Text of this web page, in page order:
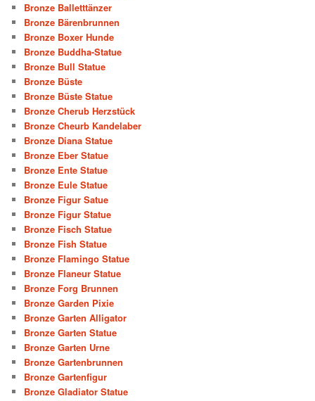
Bronze Balletttänzer
Bronze Bärenbrunnen
Bronze Boxer Hunde
Bronze Buddha-Statue
Bronze Bull Statue
Bronze Büste
Bronze Büste Statue
Bronze Cherub Herzstück
Bronze Cheurb Kandelaber
Bronze Diana Statue
Bronze Eber Statue
Bronze Ente Statue
Bronze Eule Statue
Bronze Figur Satue
Bronze Figur Statue
Bronze Fisch Statue
Bronze Fish Statue
Bronze Flamingo Statue
Bronze Flaneur Statue
Bronze Forg Brunnen
Bronze Garden Pixie
Bronze Garten Alligator
Bronze Garten Statue
Bronze Garten Urne
Bronze Gartenbrunnen
Bronze Gartenfigur
Bronze Gladiator Statue